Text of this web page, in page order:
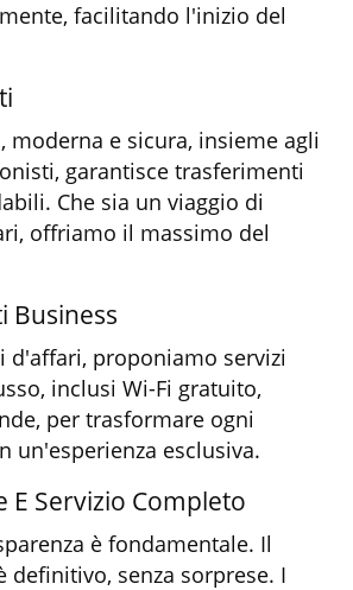
facilitando l'inizio del
moderna e sicura, insieme agli
garantisce trasferimenti
Che sia un viaggio di
offriamo il massimo del
Business
d'affari, proponiamo servizi
inclusi Wi-Fi gratuito,
per trasformare ogni
un'esperienza esclusiva.
E Servizio Completo
è fondamentale. Il
definitivo, senza sorprese. I